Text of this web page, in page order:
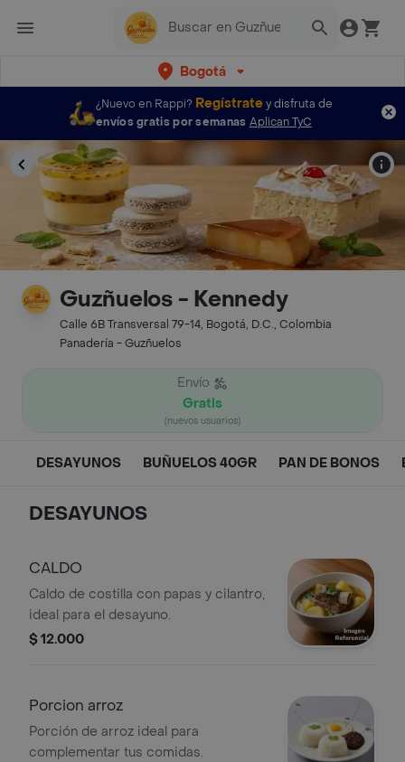
Bogotá
¿Nuevo en Rappi? Regístratey disfruta de
envíos gratis por semanas Aplican TyC
Guzñuelos - Kennedy
Calle 6B Transversal 79-14, Bogotá, D.C., Colombia
Panadería - Guzñuelos
Envío
Gratis
(nuevos usuarios)
DESAYUNOS BUÑUELOS 40GR PAN DE BONOS
DESAYUNOS
CALDO
Caldo de costilla con papas y cilantro,
ideal para el desayuno.
$ 12.000
Porcion arroz
Porción de arroz ideal para
complementar tus comidas.